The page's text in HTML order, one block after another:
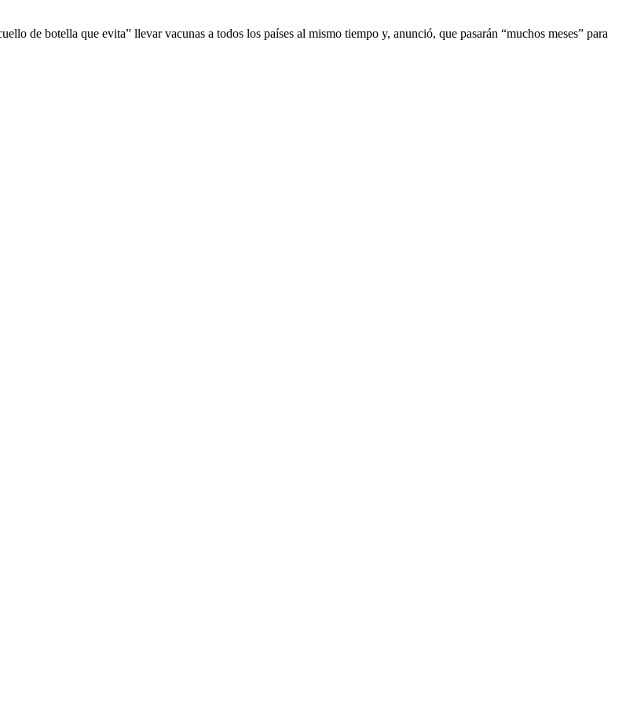
de botella que evita” llevar vacunas a todos los países al mismo tiempo y, anunció, que pasarán “muchos meses” para